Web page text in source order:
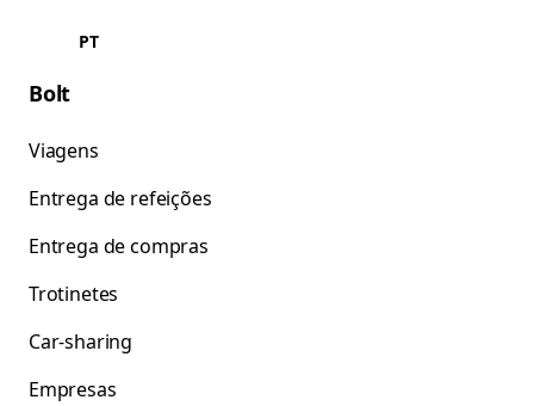
PT
Bolt
Viagens
Entrega de refeições
Entrega de compras
Trotinetes
Car-sharing
Empresas